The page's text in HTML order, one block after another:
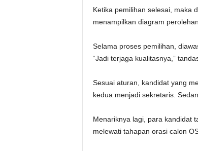
Ketika pemilihan selesai, maka
menampilkan diagram
Selama proses pemilihan,
“Jadi terjaga kualitasnya,”
Sesuai aturan, kandidat yang
kedua menjadi sekretaris.
Menariknya lagi, para kandidat
melewati tahapan orasi calon